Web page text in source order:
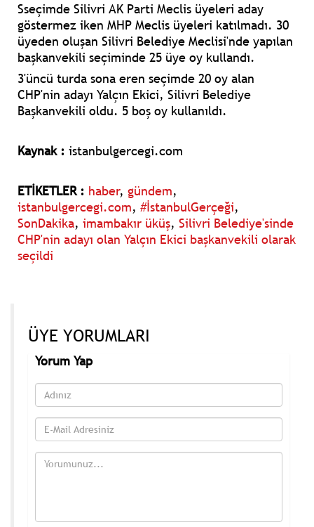
Sseçimde Silivri AK Parti Meclis üyeleri aday
göstermez iken MHP Meclis üyeleri katılmadı. 30
üyeden oluşan Silivri Belediye Meclisi'nde yapılan
başkanvekili seçiminde 25 üye oy kullandı.
3'üncü turda sona eren seçimde 20 oy alan
CHP'nin adayı Yalçın Ekici, Silivri Belediye
Başkanvekili oldu. 5 boş oy kullanıldı.
Kaynak : istanbulgercegi.com
ETİKETLER : haber, gündem,
istanbulgercegi.com, #İstanbulGerçeği,
SonDakika, imambakır üküş, Silivri Belediye'sinde
CHP'nin adayı olan Yalçın Ekici başkanvekili olarak
seçildi
ÜYE YORUMLARI
Yorum Yap